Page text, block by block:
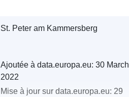
St. Peter am Kammersberg
Ajoutée à data.europa.eu: 30 March
2022
Mise à jour sur data.europa.eu: 29